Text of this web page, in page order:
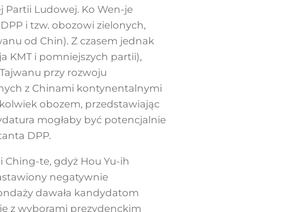
Partii Ludowej. Ko Wen-je
i tzw. obozowi zielonych,
od Chin). Z czasem jednak
KMT i pomniejszych partii),
przy rozwoju
z Chinami kontynentalnymi
obozem, przedstawiając
mogłaby być potencjalnie
DPP.
te, gdyż Hou Yu-ih
negatywnie
dawała kandydatom
z wyborami prezydenckim